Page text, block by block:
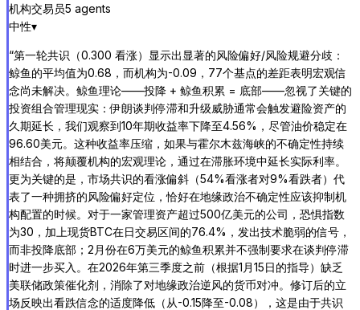
机构交易员5 agents
中性▾
“第一轮共识（0.300 看涨）显示出显著的风险偏好/风险规避分歧：
鲸鱼的平均值为0.68，而机构为-0.09，77个基点的差距表明宏观信
念尚未解决。鲸鱼理论——投降 + 鲸鱼积累 = 底部——忽视了关键的
投资组合管理现实：伊朗谈判停滞和升级威胁通常会触发避险资产的
久期延长，我们观察到10年期收益率下降至4.56%，尽管油价稳定在
96.60美元。这种收益率压缩，如果与霍尔木兹海峡的不确定性持续
相结合，将颠覆机构的宏观理论，通过在滞胀环境中延长实际利率。
更为关键的是，市场共识的看涨偏斜（54%看涨者对9%看跌者）代
表了一种拥挤的风险偏好定位，恰好在地缘政治不确定性应该抑制机
构配置的时候。对于一家管理资产超过500亿美元的公司，恐惧指数
为30，加上现货BTC在日交易区间的76.4%，发出技术脆弱的信号，
而非投降底部；2月份在6万美元的鲸鱼积累并不强制要求在谈判停滞
时进一步买入。在2026年第三季度之前（根据1月15日的指导）缺乏
美联储政策催化剂，消除了对地缘政治逆风的货币对冲。修订后的立
场反映出看跌信念的适度降低（从-0.15降至-0.08），这是由于共识